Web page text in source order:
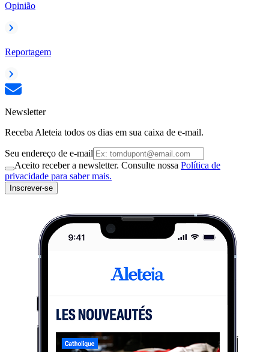
Opinião
Reportagem
Newsletter
Receba Aleteia todos os dias em sua caixa de e-mail.
Seu endereço de e-mail
Aceito receber a newsletter. Consulte nossa Política de
privacidade para saber mais.
Inscrever-se